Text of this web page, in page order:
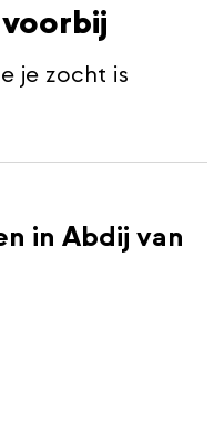
je zocht is
in Abdij van